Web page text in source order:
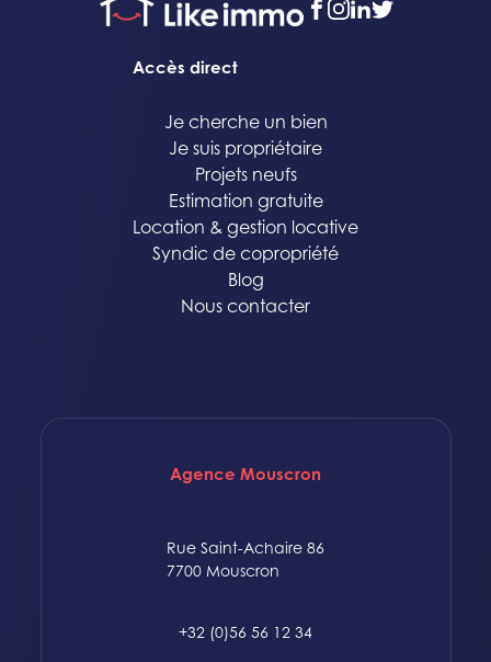
facebook
instagram
linkedin
twitter
Accès direct
Je cherche un bien
Je suis propriétaire
Projets neufs
Estimation gratuite
Location & gestion locative
Syndic de copropriété
Blog
Nous contacter
Agence Mouscron
Rue Saint-Achaire 86
7700 Mouscron
+32 (0)56 56 12 34